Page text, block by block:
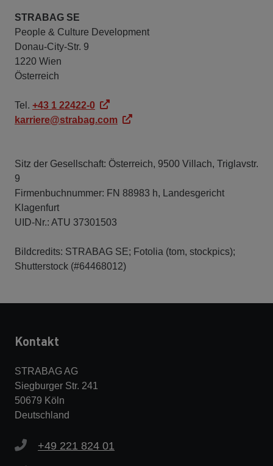
STRABAG SE
People & Culture Development
Donau-City-Str. 9
1220 Wien
Österreich
Tel. +43 1 22422-0
karriere@strabag.com
Sitz der Gesellschaft: Österreich, 9500 Villach, Triglavstr.
9
Firmenbuchnummer: FN 88983 h, Landesgericht
Klagenfurt
UID-Nr.: ATU 37301503
Bildcredits: STRABAG SE; Fotolia (tom, stockpics);
Shutterstock (#64468012)
Kontakt
STRABAG AG
Siegburger Str. 241
50679 Köln
Deutschland
+49 221 824 01